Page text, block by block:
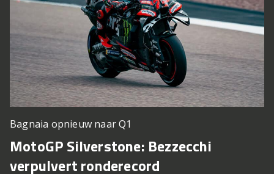
Bagnaia opnieuw naar Q1
MotoGP Silverstone: Bezzecchi
verpulvert ronderecord